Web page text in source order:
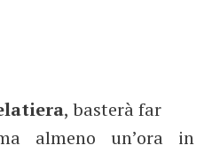
, basterà far
almeno un’ora in